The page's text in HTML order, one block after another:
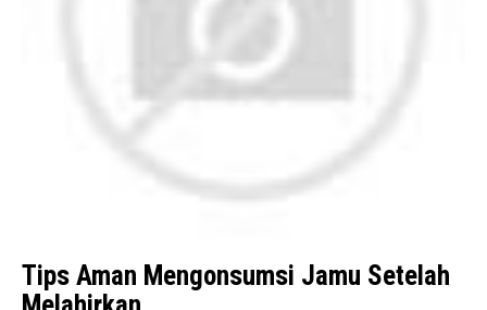
Tips Aman Mengonsumsi Jamu Setelah